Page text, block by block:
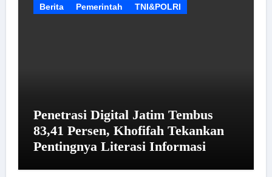
Berita Pemerintah TNI&POLRI
Penetrasi Digital Jatim Tembus
83,41 Persen, Khofifah Tekankan
Pentingnya Literasi Informasi